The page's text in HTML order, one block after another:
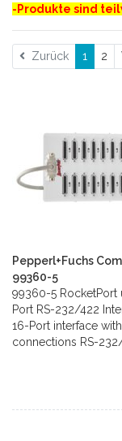
-Produkte sind
Zurück 1 2
Pepperl+Fuchs
99360-5
99360-5 RocketPort
Port RS-232/422
16-Port interface
connections RS-232/